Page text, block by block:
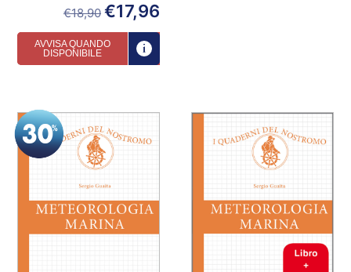
€18,90 €17,96
AVVISA QUANDO
DISPONIBILE